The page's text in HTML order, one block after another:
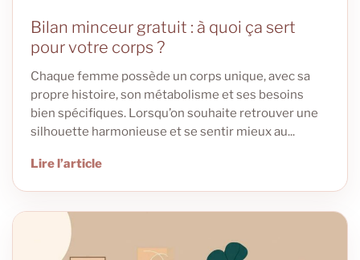
Bilan minceur gratuit : à quoi ça sert
pour votre corps ?
Chaque femme possède un corps unique, avec sa
propre histoire, son métabolisme et ses besoins
bien spécifiques. Lorsqu’on souhaite retrouver une
silhouette harmonieuse et se sentir mieux au...
Lire l’article